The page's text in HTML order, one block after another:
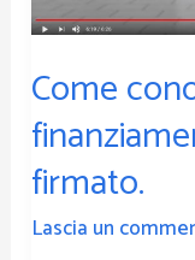
Come
firmato.
Lascia un
firmato.